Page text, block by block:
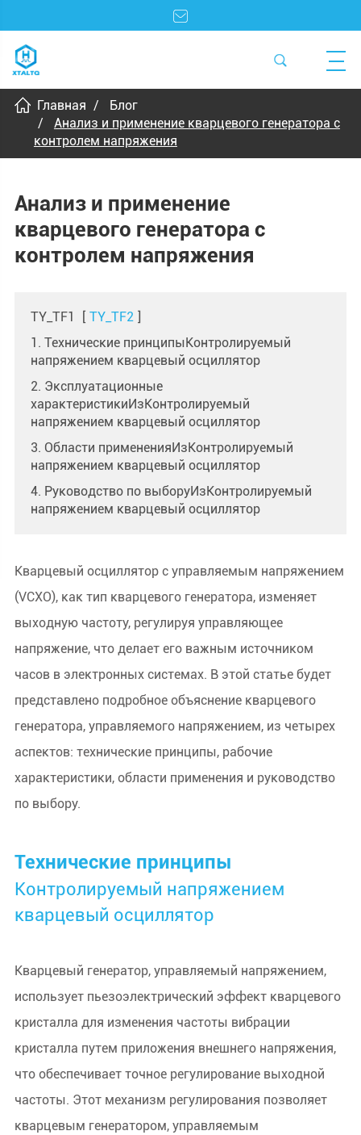
Главная
Блог
Анализ и применение кварцевого генератора с
контролем напряжения
Анализ и применение
кварцевого генератора с
контролем напряжения
TY_TF1 [ TY_TF2 ]
1. Технические принципыКонтролируемый
напряжением кварцевый осциллятор
2. Эксплуатационные
характеристикиИзКонтролируемый
напряжением кварцевый осциллятор
3. Области примененияИзКонтролируемый
напряжением кварцевый осциллятор
4. Руководство по выборуИзКонтролируемый
напряжением кварцевый осциллятор
Кварцевый осциллятор с управляемым напряжением
(VCXO), как тип кварцевого генератора, изменяет
выходную частоту, регулируя управляющее
напряжение, что делает его важным источником
часов в электронных системах. В этой статье будет
представлено подробное объяснение кварцевого
генератора, управляемого напряжением, из четырех
аспектов: технические принципы, рабочие
характеристики, области применения и руководство
по выбору.
Технические принципы
Контролируемый напряжением
кварцевый осциллятор
Кварцевый генератор, управляемый напряжением,
использует пьезоэлектрический эффект кварцевого
кристалла для изменения частоты вибрации
кристалла путем приложения внешнего напряжения,
что обеспечивает точное регулирование выходной
частоты. Этот механизм регулирования позволяет
кварцевым генератором, управляемым